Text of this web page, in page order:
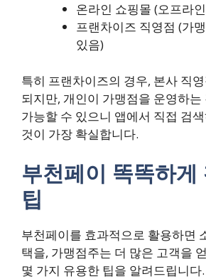
온라인 쇼핑몰 (오프라
프랜차이즈 직영점 (가
있음)
특히 프랜차이즈의 경우, 본사 직
되지만, 개인이 가맹점을 운영하는
가능할 수 있으니 앱에서 직접 검
것이 가장 확실합니다.
부천페이 똑똑하게
팁
부천페이를 효과적으로 활용하면
택을, 가맹점주는 더 많은 고객을
몇 가지 유용한 팁을 알려드립니다.